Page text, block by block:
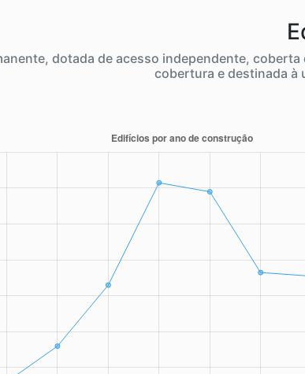
dotada de acesso independente,
cobertura e destinada à